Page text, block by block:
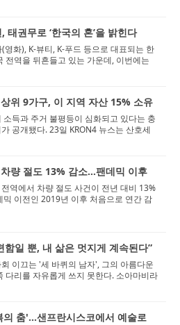
태권무로 ‘한국의 혼’을 밝힌다
(영화), K-뷰티, K-푸드 등으로 대표되는 한
전역을 뒤흔들고 있는 가운데, 이번에는
‘태권도&rsq...
위 9가구, 이 지역 자산 15% 소유
소득과 주거 불평등이 심화되고 있다는 충
공개됐다. 23일 KRON4 뉴스는 산호세
발표한 2025년 실리콘밸...
량 절도 13% 감소…팬데믹 이후
역에서 차량 절도 사건이 전년 대비 13%
믹 이전인 2019년 이후 처음으로 연간 감
. 23일 캘리포니아 주...
함일 뿐, 내 삶은 멋지게 계속된다”
이끄는 '세 바퀴의 남자', 그의 아름다운
다리를 자유롭게 쓰지 못한다. 소아마비라
부터 그...
의 춤'...샌프란시스코에서 예술로